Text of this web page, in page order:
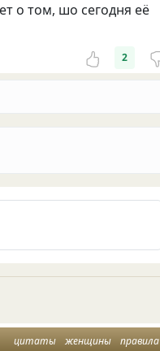
о том, шо сегодня её
2
цитаты женщины правила